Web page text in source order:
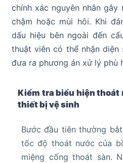
chính xác nguyên nhân
chậm hoặc mùi hôi. Khi
dấu hiệu bên ngoài đến
thuật viên có thể nhận
đưa ra phương án xử lý phù
Kiểm tra biểu hiện thoát
thiết bị vệ sinh
Bước đầu tiên thường
tốc độ thoát nước của
miệng cống thoát sàn.